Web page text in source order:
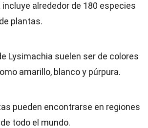
incluye alrededor de 180 especies
plantas.
Lysimachia suelen ser de colores
amarillo, blanco y púrpura.
pueden encontrarse en regiones
todo el mundo.